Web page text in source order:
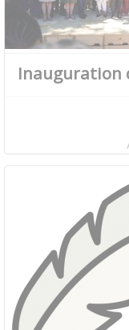
Inauguration